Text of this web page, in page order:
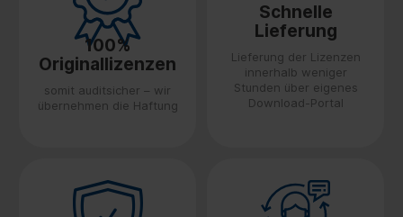
100%
Originallizenzen
somit auditsicher – wir
übernehmen die Haftung
Schnelle
Lieferung
Lieferung der Lizenzen
innerhalb weniger
Stunden über eigenes
Download-Portal